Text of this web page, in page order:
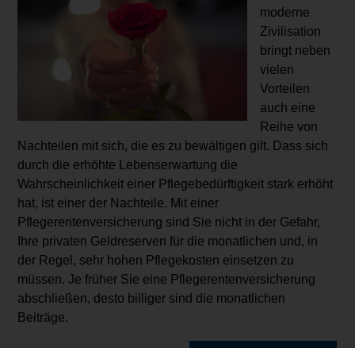
moderne
Zivilisation
bringt neben
vielen
Vorteilen
auch eine
Reihe von
Nachteilen mit sich, die es zu bewältigen gilt. Dass sich
durch die erhöhte Lebenserwartung die
Wahrscheinlichkeit einer Pflegebedürftigkeit stark erhöht
hat, ist einer der Nachteile. Mit einer
Pflegerentenversicherung sind Sie nicht in der Gefahr,
Ihre privaten Geldreserven für die monatlichen und, in
der Regel, sehr hohen Pflegekosten einsetzen zu
müssen. Je früher Sie eine Pflegerentenversicherung
abschließen, desto billiger sind die monatlichen
Beiträge.